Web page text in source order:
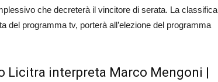
che decreterà il vincitore di serata. La classifica
del programma tv, porterà all’elezione del programma
Licitra interpreta Marco Mengoni |